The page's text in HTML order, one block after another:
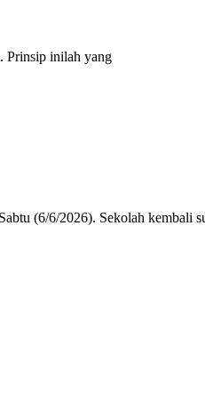
Prinsip inilah yang
(6/6/2026). Sekolah kembali